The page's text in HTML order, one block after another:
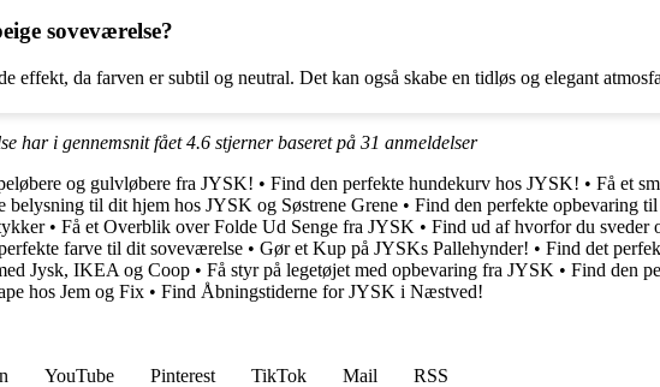
soveværelse?
effekt, da farven er subtil og neutral. Det kan også skabe en tidløs og elegant
har i gennemsnit fået4.6 stjerner baseret på 31 anmeldelser
og gulvløbere fra JYSK! • Find den perfekte hundekurv hos JYSK! • Få et
belysning til dit hjem hos JYSK og Søstrene Grene • Find den perfekte opbevaring
• Få et Overblik over Folde Ud Senge fra JYSK • Find ud af hvorfor du sveder
farve til dit soveværelse • Gør et Kup på JYSKs Pallehynder! • Find det
Jysk, IKEA og Coop • Få styr på legetøjet med opbevaring fra JYSK • Find den
hos Jem og Fix • Find Åbningstiderne for JYSK i Næstved!
YouTube Pinterest TikTok Mail
RSS